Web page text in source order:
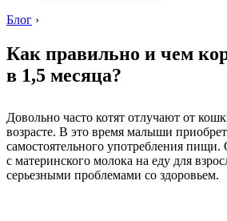
Блог ›
Как правильно и чем
в 1,5 месяца?
Довольно часто котят отлучают от
возрасте. В это время малыши
самостоятельного употребления пищи.
с материнского молока на еду для
серьезными проблемами со здоровьем.